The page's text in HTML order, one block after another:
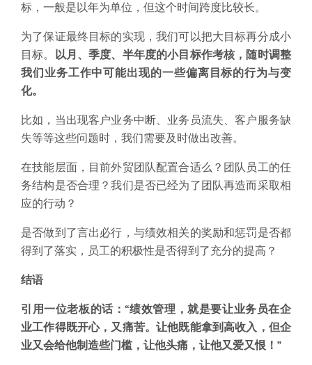
标，一般是以年为单位，但这个时间跨度比较长。
为了保证最终目标的实现，我们可以把大目标再分成小
目标。 以月、季度、半年度的小目标作考核，随时调整
我们业务工作中可能出现的一些偏离目标的行为与变
化。
比如，当出现客户业务中断、业务员流失、客户服务缺
失等等这些问题时，我们需要及时做出改善。
在技能层面，目前外贸团队配置合适么？团队员工的任
务结构是否合理？我们是否已经为了团队再造而采取相
应的行动？
是否做到了言出必行，与绩效相关的奖励和惩罚是否都
得到了落实，员工的积极性是否得到了充分的提高？
结语
引用一位老板的话：“绩效管理，就是要让业务员在企
业工作得既开心，又痛苦。让他既能拿到高收入，但企
业又会给他制造些门槛，让他头痛，让他又爱又恨！”